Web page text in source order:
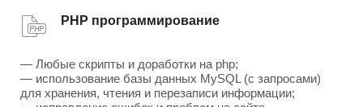
PHP программирование
— Любые скрипты и доработки на php;
— использование базы данных MySQL (с запросами)
для хранения, чтения и перезаписи информации;